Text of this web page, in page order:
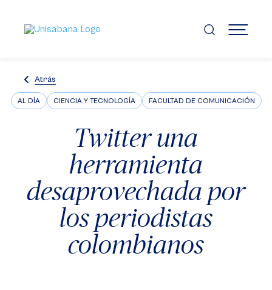
contenido
principal
MENÚ
Atrás
AL DÍA CIENCIA Y TECNOLOGÍA FACULTAD DE COMUNICACIÓN
Twitter una
herramienta
desaprovechada por
los periodistas
colombianos